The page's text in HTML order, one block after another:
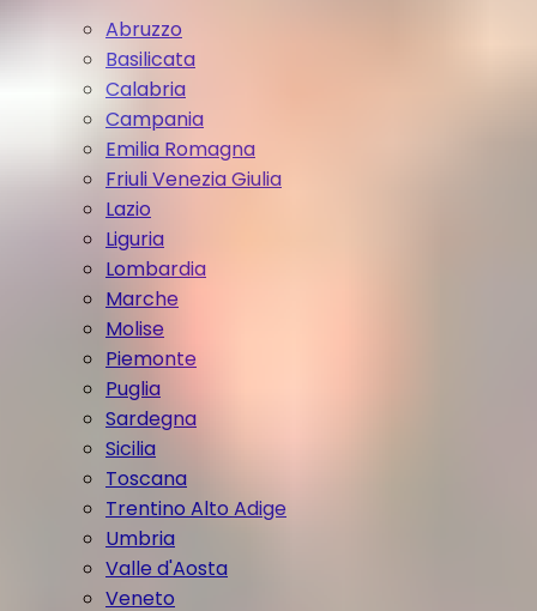
Abruzzo
Basilicata
Calabria
Campania
Emilia Romagna
Friuli Venezia Giulia
Lazio
Liguria
Lombardia
Marche
Molise
Piemonte
Puglia
Sardegna
Sicilia
Toscana
Trentino Alto Adige
Umbria
Valle d'Aosta
Veneto